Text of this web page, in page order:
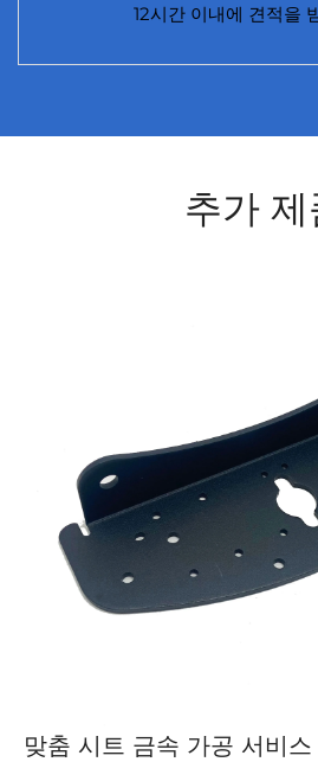
12시간 이내에 견적을
추가 제
맞춤 시트 금속 가공 서비